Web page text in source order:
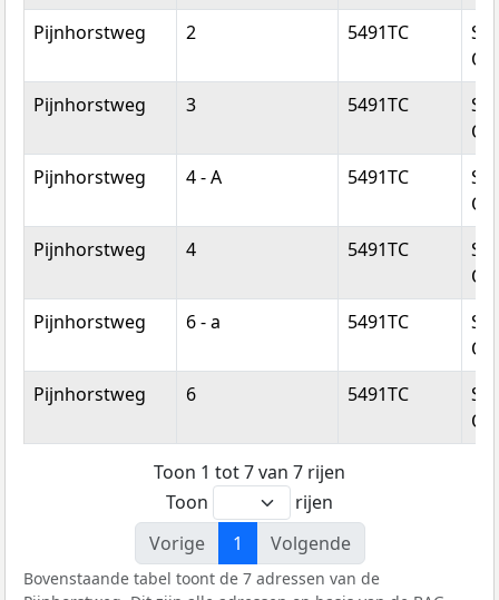
Pijnhorstweg
2 5491TC
Pijnhorstweg
3 5491TC
Pijnhorstweg
4 - A 5491TC
Pijnhorstweg
4 5491TC
Pijnhorstweg
6 - a 5491TC
Pijnhorstweg
6 5491TC
Toon 1 tot 7 van 7 rijen
Toon
rijen
Vorige
1 Volgende
Bovenstaande tabel toont de 7 adressen van de